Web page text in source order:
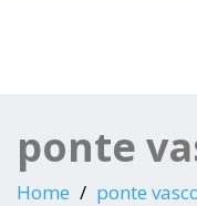
ponte
Home ponte